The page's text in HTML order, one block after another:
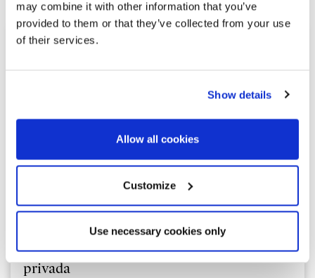
may combine it with other information that you’ve
provided to them or that they’ve collected from your use
of their services.
Show details
Allow all cookies
Customize
Use necessary cookies only
Eixample | 326906
Excel·lent pis modernista amb terrassa
privada